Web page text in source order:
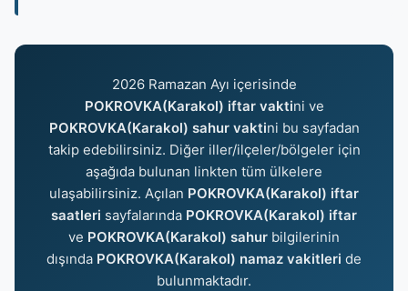
2026 Ramazan Ayı içerisinde
POKROVKA(Karakol) iftar vaktini ve
POKROVKA(Karakol) sahur vaktini bu sayfadan
takip edebilirsiniz. Diğer iller/ilçeler/bölgeler için
aşağıda bulunan linkten tüm ülkelere
ulaşabilirsiniz. Açılan POKROVKA(Karakol) iftar
saatleri sayfalarında POKROVKA(Karakol) iftar
ve POKROVKA(Karakol) sahur bilgilerinin
dışında POKROVKA(Karakol) namaz vakitleri de
bulunmaktadır.